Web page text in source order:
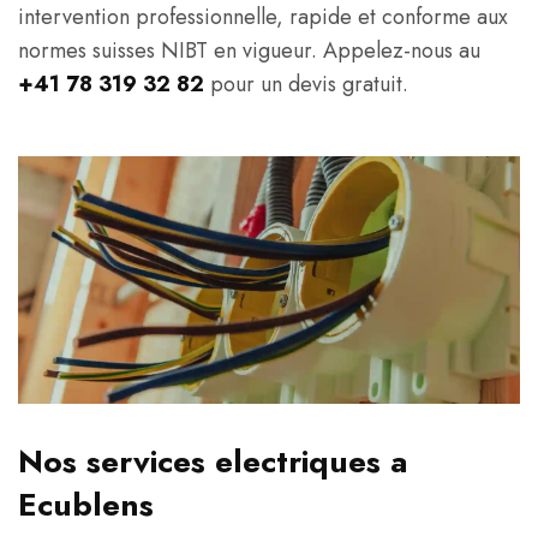
intervention professionnelle, rapide et conforme aux
normes suisses NIBT en vigueur. Appelez-nous au
+41 78 319 32 82 pour un devis gratuit.
Nos services electriques a
Ecublens